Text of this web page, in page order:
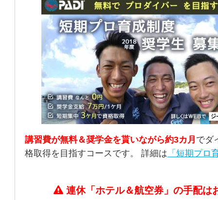
講習費が無料＆奨学金を貰いながら約3カ月 でダ
格取得を目指すコースです。 詳細は 「短期プロ
連休「ホテル＆航空券」の手配は